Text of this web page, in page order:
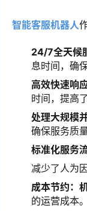
智能客服机器人
24/7全天候
息时间，确
高效快速响
时间，提高
处理大规模
确保服务质
标准化服务
减少了人为
成本节约：
的运营成本。